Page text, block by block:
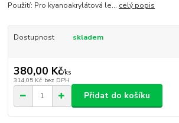
Použití: Pro kyanoakrylátová le... celý popis
Dostupnost skladem
380,00 Kč/ks
314,05 Kč bez DPH
Přidat do košíku